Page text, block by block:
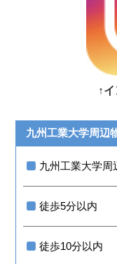
↑
九州工業大学周辺
九州工業大学周
徒歩5分以内
徒歩10分以内